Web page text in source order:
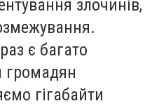
злочинів,
є багато
громадян
гігабайти